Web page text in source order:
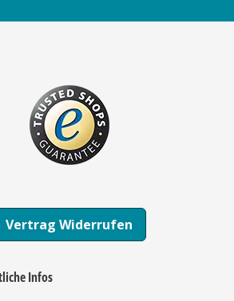
Vertrag Widerrufen
Infos